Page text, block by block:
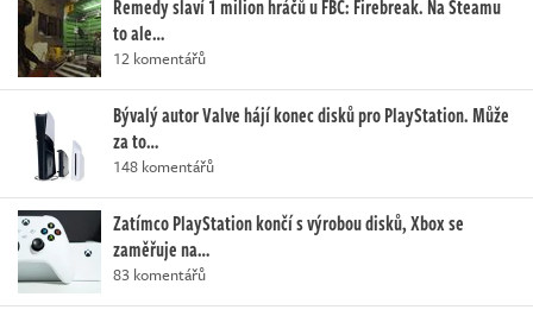
Remedy slaví 1 milion hráčů u FBC: Firebreak. Na Steamu
to ale…
12 komentářů
Bývalý autor Valve hájí konec disků pro PlayStation. Může
za to…
148 komentářů
Zatímco PlayStation končí s výrobou disků, Xbox se
zaměřuje na…
83 komentářů